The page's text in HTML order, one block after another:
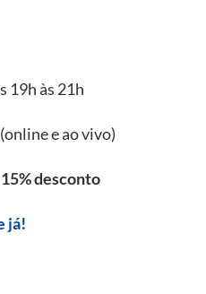
19h às 21h
e ao vivo)
desconto
já!